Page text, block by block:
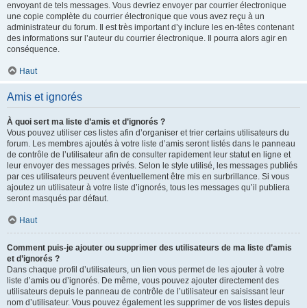
envoyant de tels messages. Vous devriez envoyer par courrier électronique
une copie complète du courrier électronique que vous avez reçu à un
administrateur du forum. Il est très important d’y inclure les en-têtes contenant
des informations sur l’auteur du courrier électronique. Il pourra alors agir en
conséquence.
Haut
Amis et ignorés
À quoi sert ma liste d’amis et d’ignorés ?
Vous pouvez utiliser ces listes afin d’organiser et trier certains utilisateurs du
forum. Les membres ajoutés à votre liste d’amis seront listés dans le panneau
de contrôle de l’utilisateur afin de consulter rapidement leur statut en ligne et
leur envoyer des messages privés. Selon le style utilisé, les messages publiés
par ces utilisateurs peuvent éventuellement être mis en surbrillance. Si vous
ajoutez un utilisateur à votre liste d’ignorés, tous les messages qu’il publiera
seront masqués par défaut.
Haut
Comment puis-je ajouter ou supprimer des utilisateurs de ma liste d’amis
et d’ignorés ?
Dans chaque profil d’utilisateurs, un lien vous permet de les ajouter à votre
liste d’amis ou d’ignorés. De même, vous pouvez ajouter directement des
utilisateurs depuis le panneau de contrôle de l’utilisateur en saisissant leur
nom d’utilisateur. Vous pouvez également les supprimer de vos listes depuis